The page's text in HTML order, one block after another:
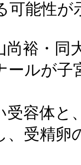
可能性が
尚裕・同
ールが
受容体と
、受精卵